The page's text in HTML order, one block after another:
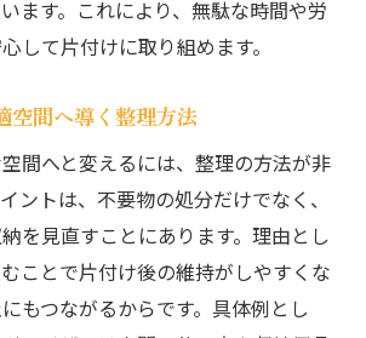
ます。これにより、無駄な時間や労
して片付けに取り組めます。
空間へ導く整理方法
間へと変えるには、整理の方法が非
ントは、不要物の処分だけでなく、
を見直すことにあります。理由とし
ことで片付け後の維持がしやすくな
もつながるからです。具体例とし